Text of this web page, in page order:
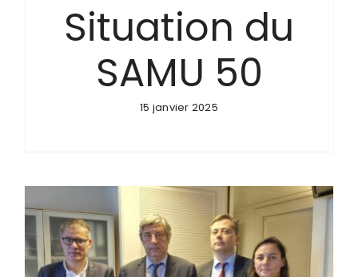
Situation du
SAMU 50
15 janvier 2025